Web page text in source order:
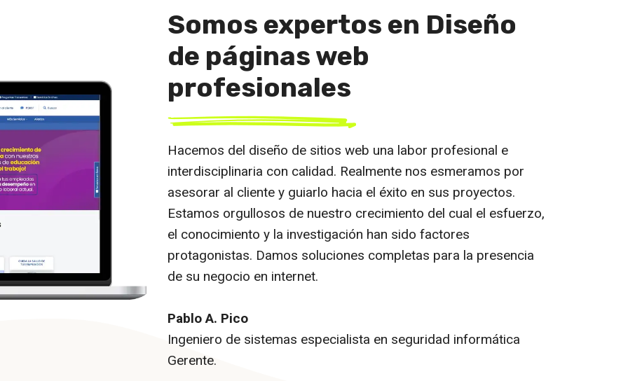
Somos expertos en Diseño
de páginas web
profesionales
Hacemos del diseño de sitios web una labor profesional e
interdisciplinaria con calidad. Realmente nos esmeramos por
asesorar al cliente y guiarlo hacia el éxito en sus proyectos.
Estamos orgullosos de nuestro crecimiento del cual el esfuerzo,
el conocimiento y la investigación han sido factores
protagonistas. Damos soluciones completas para la presencia
de su negocio en internet.
Pablo A. Pico
Ingeniero de sistemas especialista en seguridad informática
Gerente.